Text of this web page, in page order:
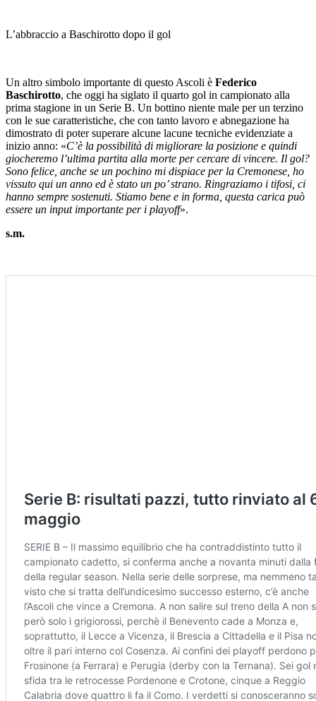
L’abbraccio a Baschirotto dopo il gol
Un altro simbolo importante di questo Ascoli è Federico
Baschirotto, che oggi ha siglato il quarto gol in campionato alla
prima stagione in un Serie B. Un bottino niente male per un terzino
con le sue caratteristiche, che con tanto lavoro e abnegazione ha
dimostrato di poter superare alcune lacune tecniche evidenziate a
inizio anno: «C’è la possibilità di migliorare la posizione e quindi
giocheremo l’ultima partita alla morte per cercare di vincere. Il gol?
Sono felice, anche se un pochino mi dispiace per la Cremonese, ho
vissuto qui un anno ed è stato un po’ strano. Ringraziamo i tifosi, ci
hanno sempre sostenuti. Stiamo bene e in forma, questa carica può
essere un input importante per i playoff».
s.m.